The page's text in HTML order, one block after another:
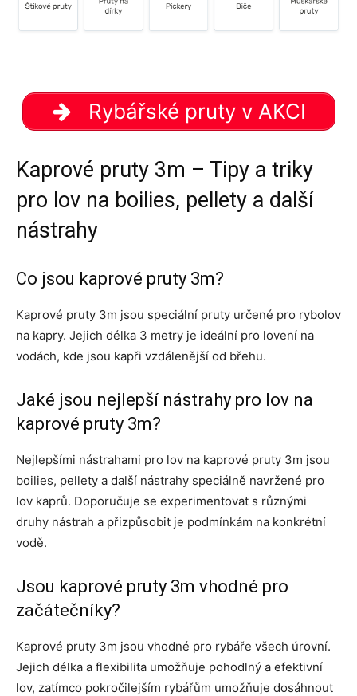
Rybářské pruty v AKCI
Kaprové pruty 3m – Tipy a triky
pro lov na boilies, pellety a další
nástrahy
Co jsou kaprové pruty 3m?
Kaprové pruty 3m jsou speciální pruty určené pro rybolov
na kapry. Jejich délka 3 metry je ideální pro lovení na
vodách, kde jsou kapři vzdálenější od břehu.
Jaké jsou nejlepší nástrahy pro lov na
kaprové pruty 3m?
Nejlepšími nástrahami pro lov na kaprové pruty 3m jsou
boilies, pellety a další nástrahy speciálně navržené pro
lov kaprů. Doporučuje se experimentovat s různými
druhy nástrah a přizpůsobit je podmínkám na konkrétní
vodě.
Jsou kaprové pruty 3m vhodné pro
začátečníky?
Kaprové pruty 3m jsou vhodné pro rybáře všech úrovní.
Jejich délka a flexibilita umožňuje pohodlný a efektivní
lov, zatímco pokročilejším rybářům umožňuje dosáhnout